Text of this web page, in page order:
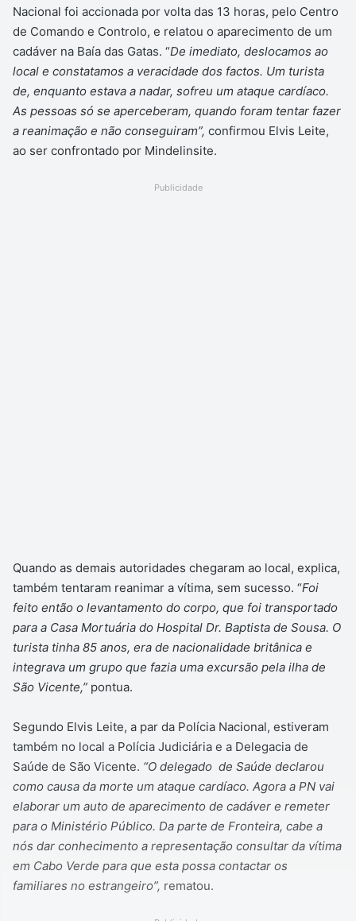
Nacional foi accionada por volta das 13 horas, pelo Centro
de Comando e Controlo, e relatou o aparecimento de um
cadáver na Baía das Gatas. “De imediato, deslocamos ao
local e constatamos a veracidade dos factos. Um turista
de, enquanto estava a nadar, sofreu um ataque cardíaco.
As pessoas só se aperceberam, quando foram tentar fazer
a reanimação e não conseguiram”, confirmou Elvis Leite,
ao ser confrontado por Mindelinsite.
Publicidade
Quando as demais autoridades chegaram ao local, explica,
também tentaram reanimar a vítima, sem sucesso. “Foi
feito então o levantamento do corpo, que foi transportado
para a Casa Mortuária do Hospital Dr. Baptista de Sousa. O
turista tinha 85 anos, era de nacionalidade britânica e
integrava um grupo que fazia uma excursão pela ilha de
São Vicente,” pontua.
Segundo Elvis Leite, a par da Polícia Nacional, estiveram
também no local a Polícia Judiciária e a Delegacia de
Saúde de São Vicente. “O delegado de Saúde declarou
como causa da morte um ataque cardíaco. Agora a PN vai
elaborar um auto de aparecimento de cadáver e remeter
para o Ministério Público. Da parte de Fronteira, cabe a
nós dar conhecimento a representação consultar da vítima
em Cabo Verde para que esta possa contactar os
familiares no estrangeiro”, rematou.